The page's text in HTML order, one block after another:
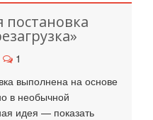
постановка
1
выполнена на основе
в необычной
идея — показать